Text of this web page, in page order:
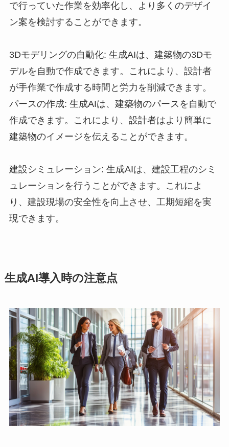
で行っていた作業を効率化し、より多くのデザイ
ン案を検討することができます。
3Dモデリングの自動化: 生成AIは、建築物の3Dモ
デルを自動で作成できます。これにより、設計者
が手作業で作成する時間と労力を削減できます。
パースの作成: 生成AIは、建築物のパースを自動で
作成できます。これにより、設計者はより簡単に
建築物のイメージを伝えることができます。
建設シミュレーション: 生成AIは、建設工程のシミ
ュレーションを行うことができます。これによ
り、建設現場の安全性を向上させ、工期短縮を実
現できます。
​生成AI導入時の注意点